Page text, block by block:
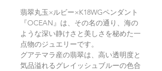
翡翠丸玉×ルビー×K18WGペンダント
『OCEAN』は、その名の通り、海の
ような深い静けさと美しさを秘めた一
点物のジュエリーです。
グアテマラ産の翡翠は、高い透明度と
気品溢れるグレイッシュブルーの色合